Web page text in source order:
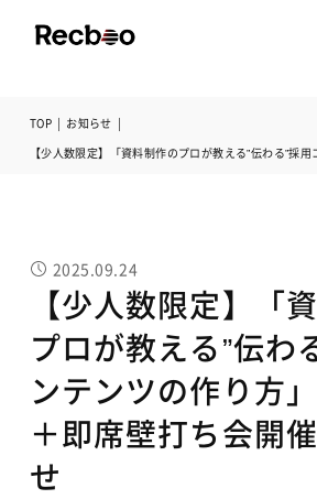
導入事例
無料オンライン相談
サービス資料ダウンロード
TOP | お知らせ |
【少人数限定】「資料制作のプロが教える”伝わる”採
2025.09.24
【少人数限定】「
プロが教える”伝わ
ンテンツの作り方
＋即席壁打ち会開
せ